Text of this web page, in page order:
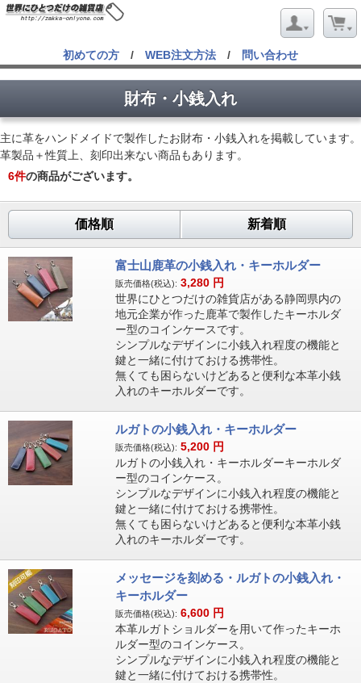
初めての方 / WEB注文方法 / 問い合わせ
財布・小銭入れ
主に革をハンドメイドで製作したお財布・小銭入れを掲載しています。
革製品＋性質上、刻印出来ない商品もあります。
6件の商品がございます。
価格順 新着順
富士山鹿革の小銭入れ・キーホルダー
販売価格(税込): 3,280 円
世界にひとつだけの雑貨店がある静岡県内の
地元企業が作った鹿革で製作したキーホルダ
ー型のコインケースです。
シンプルなデザインに小銭入れ程度の機能と
鍵と一緒に付けておける携帯性。
無くても困らないけどあると便利な本革小銭
入れのキーホルダーです。
ルガトの小銭入れ・キーホルダー
販売価格(税込): 5,200 円
ルガトの小銭入れ・キーホルダーキーホルダ
ー型のコインケース。
シンプルなデザインに小銭入れ程度の機能と
鍵と一緒に付けておける携帯性。
無くても困らないけどあると便利な本革小銭
入れのキーホルダーです。
メッセージを刻める・ルガトの小銭入れ・
キーホルダー
販売価格(税込): 6,600 円
本革ルガトショルダーを用いて作ったキーホ
ルダー型のコインケース。
シンプルなデザインに小銭入れ程度の機能と
鍵と一緒に付けておける携帯性。